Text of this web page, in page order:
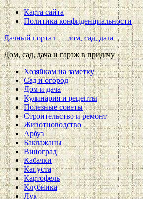
Карта сайта
Политика конфиденциальности
Дачный портал — дом, сад, дача
Дом, сад, дача и гараж в придачу
Хозяйкам на заметку
Сад и огород
Дом и дача
Кулинария и рецепты
Полезные советы
Строительство и ремонт
Животноводство
Арбуз
Баклажаны
Виноград
Кабачки
Капуста
Картофель
Клубника
Лук